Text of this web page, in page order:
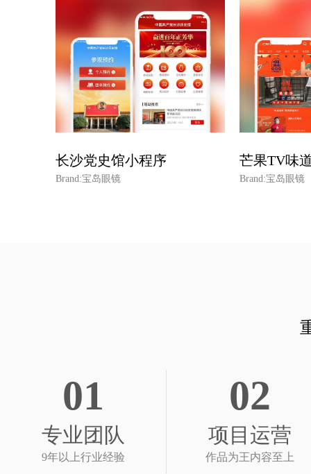
长沙党史馆小程序
Brand:宝岛眼镜
芒果TV味
Brand:宝岛眼镜
01
专业团队
9年以上行业经验
02
项目运营
作品为王内容至上